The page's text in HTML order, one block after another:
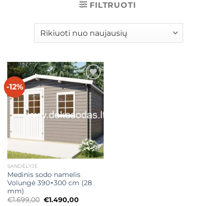
FILTRUOTI
-12% Mėgstamiausias
SANDĖLYJE
Medinis sodo namelis
Volungė 390×300 cm (28
mm)
€1.699,00 Original
€1.490,00Current